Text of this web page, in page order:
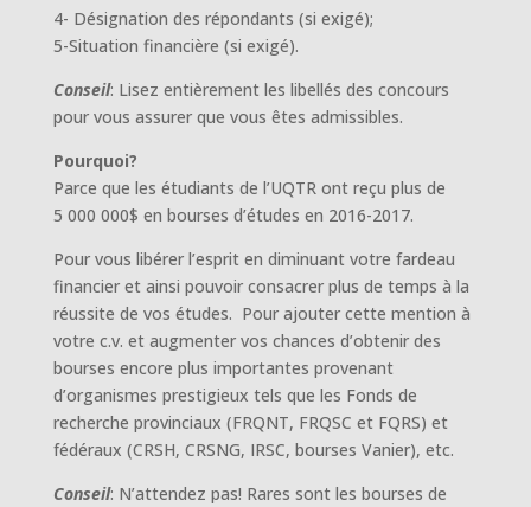
4- Désignation des répondants (si exigé);
5-Situation financière (si exigé).
Conseil: Lisez entièrement les libellés des concours
pour vous assurer que vous êtes admissibles.
Pourquoi?
Parce que les étudiants de l’UQTR ont reçu plus de
5 000 000$ en bourses d’études en 2016-2017.
Pour vous libérer l’esprit en diminuant votre fardeau
financier et ainsi pouvoir consacrer plus de temps à la
réussite de vos études. Pour ajouter cette mention à
votre c.v. et augmenter vos chances d’obtenir des
bourses encore plus importantes provenant
d’organismes prestigieux tels que les Fonds de
recherche provinciaux (FRQNT, FRQSC et FQRS) et
fédéraux (CRSH, CRSNG, IRSC, bourses Vanier), etc.
Conseil: N’attendez pas! Rares sont les bourses de